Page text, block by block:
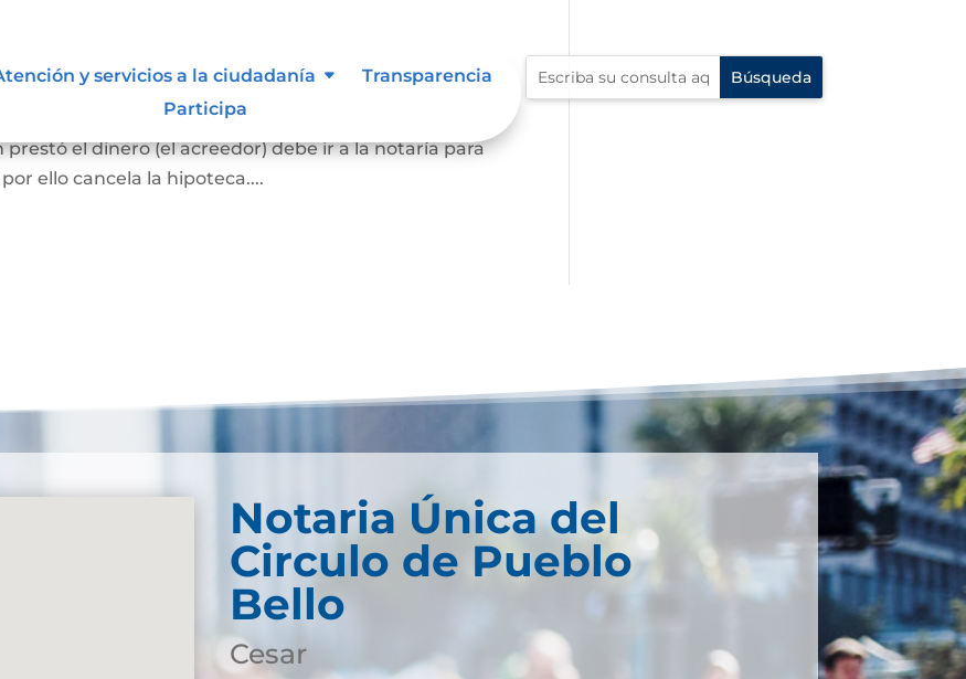
y servicios a la ciudadanía
Transparencia
Participa
hipotecado debe pagar la totalidad de la deuda al
el dinero (el acreedor) debe ir a la notaría para
ello cancela la hipoteca....
Notaria Única del
Circulo de Pueblo
Bello
Cesar